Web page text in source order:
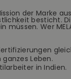
der Marke aus
besticht.
müssen. Wer
Leben.
in Indien.